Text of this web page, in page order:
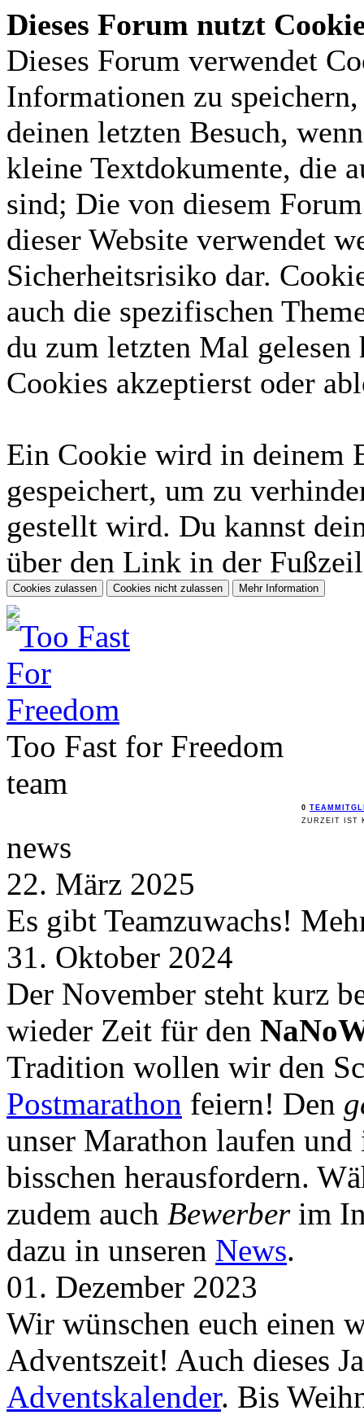
Dieses Forum nutzt
Dieses Forum verwendet
Informationen zu
deinen letzten Besuch,
kleine Textdokumente, die
sind; Die von diesem
dieser Website verwendet
Sicherheitsrisiko dar.
auch die spezifischen
du zum letzten Mal gelesen
Cookies akzeptierst oder
Ein Cookie wird in deinem
gespeichert, um zu
gestellt wird. Du kannst
über den Link in der
Too Fast for Freedom
team
0
ZURZEIT IST
news
22. März 2025
Es gibt Teamzuwachs!
31. Oktober 2024
Der November steht kurz
wieder Zeit für den
Tradition wollen wir den
Postmarathon feiern! Den
unser Marathon laufen
bisschen herausfordern.
zudem auch Bewerberim
dazu in unseren News.
01. Dezember 2023
Wir wünschen euch einen
Adventszeit! Auch dieses
Adventskalender. Bis